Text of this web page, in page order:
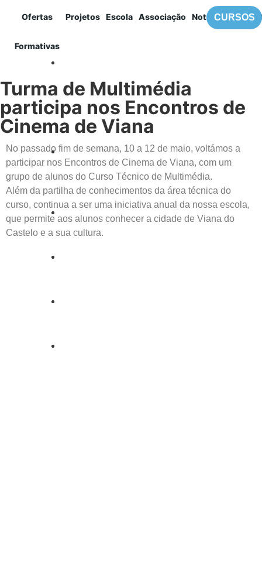
Ofertas
Formativas
Projetos Escola Associação NotíciasCURSOS
Destaque
Turma de Multimédia
participa nos Encontros de
Cinema de Viana
No passado fim de semana, 10 a 12 de maio, voltámos a
participar nos Encontros de Cinema de Viana, com um
grupo de alunos do Curso Técnico de Multimédia.
Além da partilha de conhecimentos da área técnica do
curso, continua a ser uma iniciativa anual da nossa escola,
que permite aos alunos conhecer a cidade de Viana do
Castelo e a sua cultura.